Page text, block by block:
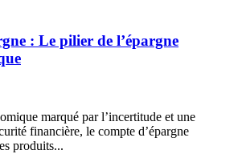
: Le pilier de l’épargne
marqué par l’incertitude et une
financière, le compte d’épargne
produits...